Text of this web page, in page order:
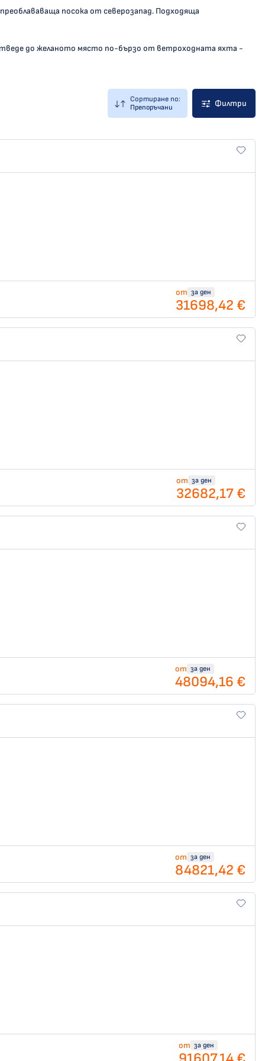
посока от северозапад. Подходяща
до желаното място по-бързо от ветроходната яхта -
Сортиране по:
Препоръчани
Филтри
от за ден
31698,42 €
от за ден
32682,17 €
от за ден
48094,16 €
от за ден
84821,42 €
от за ден